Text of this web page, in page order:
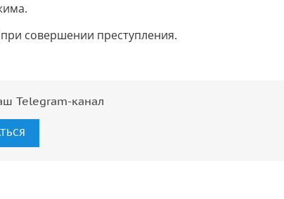
совершении преступления.
Telegram-канал